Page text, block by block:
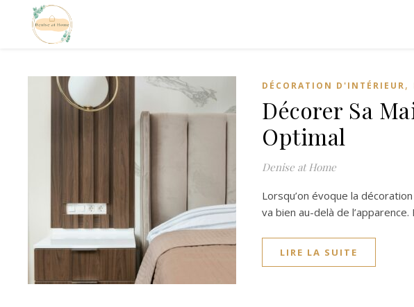
DÉCORATION D'INTÉRIEUR,
Décorer Sa
Optimal
Denise at Home
Lorsqu’on évoque la
va bien au-delà de
LIRE LA SUITE